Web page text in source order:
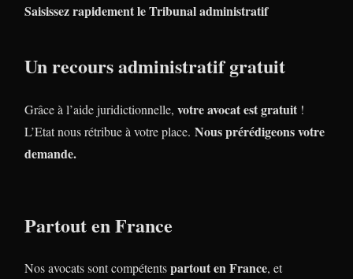
Saisissez rapidement le Tribunal administratif
Un recours administratif gratuit
Grâce à l’aide juridictionnelle, votre avocat est gratuit !
L’Etat nous rétribue à votre place. Nous prérédigeons votre
demande.
Partout en France
Nos avocats sont compétentspartout en France, et